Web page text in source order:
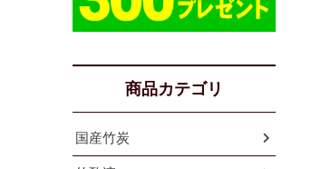
商品カテゴリ
国産竹炭